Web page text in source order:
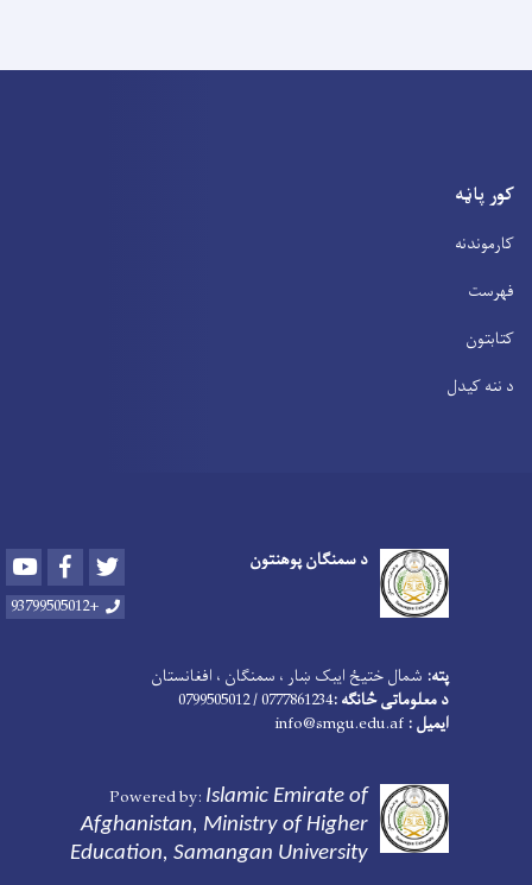
کور پاڼه
کارموندنه
فهرست
کتابتون
د ننه کیدل
د سمنګان پوهنتون Youtube Facebook
+93799505012
پته: شمال ختیځ ایبک ښار ، سمنګان ، افغانستان
د معلوماتی څانګه :0777861234 / 0799505012
ایمیل :
info@smgu.edu.af
Powered by: Islamic Emirate of
Afghanistan, Ministry of Higher
Education, Samangan University